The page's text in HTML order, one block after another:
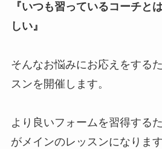
『いつも習っているコーチと
しい』
そんなお悩みにお応えをする
スンを開催します。
より良いフォームを習得する
がメインのレッスンになります